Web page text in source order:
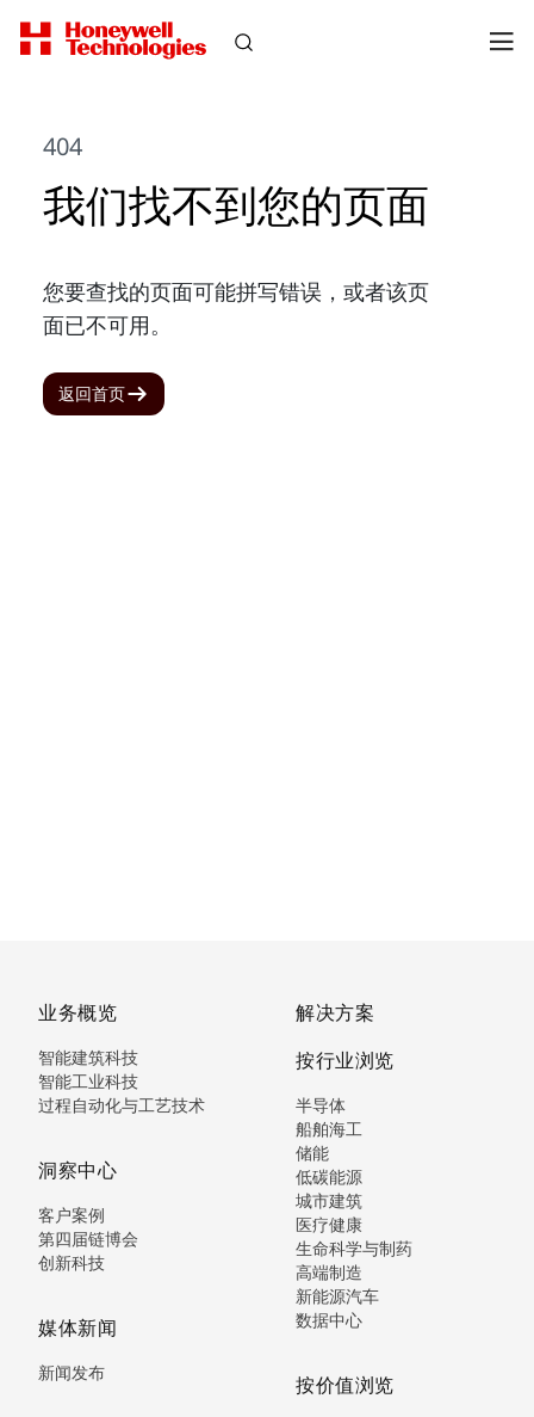
404
我们找不到您的页面
您要查找的页面可能拼写错误，或者该页
面已不可用。
返回首页
业务概览
智能建筑科技
智能工业科技
过程自动化与工艺技术
洞察中心
客户案例
第四届链博会
创新科技
媒体新闻
新闻发布
解决方案
按行业浏览
半导体
船舶海工
储能
低碳能源
城市建筑
医疗健康
生命科学与制药
高端制造
新能源汽车
数据中心
按价值浏览